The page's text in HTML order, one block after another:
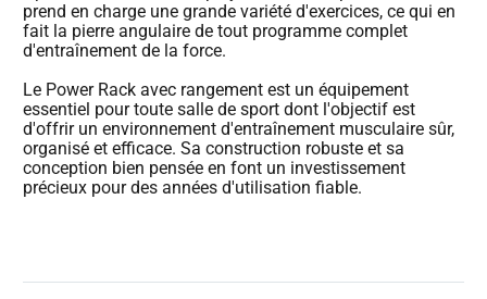
prend en charge une grande variété d'exercices, ce qui en
fait la pierre angulaire de tout programme complet
d'entraînement de la force.
Le Power Rack avec rangement est un équipement
essentiel pour toute salle de sport dont l'objectif est
d'offrir un environnement d'entraînement musculaire sûr,
organisé et efficace. Sa construction robuste et sa
conception bien pensée en font un investissement
précieux pour des années d'utilisation fiable.